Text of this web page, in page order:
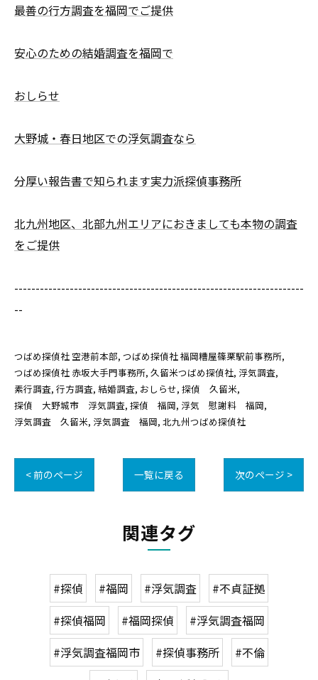
最善の行方調査を福岡でご提供
安心のための結婚調査を福岡で
おしらせ
大野城・春日地区での浮気調査なら
分厚い報告書で知られます実力派探偵事務所
北九州地区、北部九州エリアにおきましても本物の調査
をご提供
--------------------------------------------------------------------
--
つばめ探偵社 空港前本部 つばめ探偵社 福岡糟屋篠栗駅前事務所
つばめ探偵社 赤坂大手門事務所 久留米つばめ探偵社 浮気調査
素行調査 行方調査 結婚調査 おしらせ 探偵 久留米
探偵 大野城市 浮気調査 探偵 福岡 浮気 慰謝料 福岡
浮気調査 久留米 浮気調査 福岡 北九州つばめ探偵社
< 前のページ 一覧に戻る 次のページ >
関連タグ
#探偵 #福岡 #浮気調査
#不貞証拠
#探偵福岡
#福岡探偵
#浮気調査福岡
#浮気調査福岡市
#探偵事務所
#不倫